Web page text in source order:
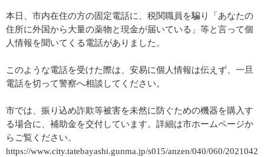
本日、市内在住の方の固定電話に、税関職員を騙り「あなたの
住所に外国から大量の薬物と現金が届いている」等と言って個
人情報を聞いてくる電話がありました。
このような電話を受けた際は、安易に個人情報は伝えず、一旦
電話を切って警察へ相談してください。
市では、振り込め詐欺等被害を未然に防ぐための機器を購入す
る場合に、補助金を交付しています。詳細は市ホームページか
らご覧ください。
https://www.city.tatebayashi.gunma.jp/s015/anzen/040/060/2021042